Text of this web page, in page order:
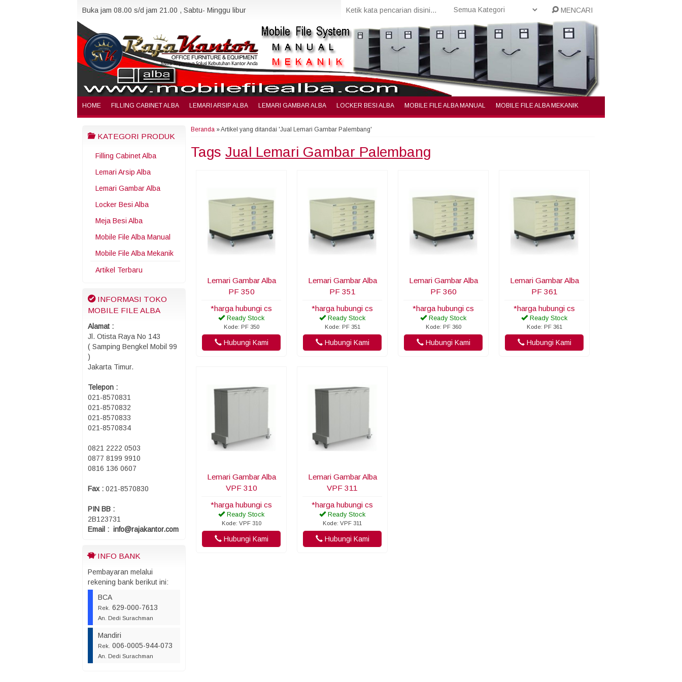
Buka jam 08.00 s/d jam 21.00 , Sabtu- Minggu libur MENCARI
HOME FILLING CABINET ALBA LEMARI ARSIP ALBA LEMARI GAMBAR ALBA LOCKER BESI ALBA MOBILE FILE ALBA MANUAL MOBILE FILE ALBA MEKANIK
KATEGORI PRODUK
Filling Cabinet Alba
Lemari Arsip Alba
Lemari Gambar Alba
Locker Besi Alba
Meja Besi Alba
Mobile File Alba Manual
Mobile File Alba Mekanik
Artikel Terbaru
INFORMASI TOKO
MOBILE FILE ALBA
Alamat :
Jl. Otista Raya No 143
( Samping Bengkel Mobil 99
)
Jakarta Timur.
Telepon :
021-8570831
021-8570832
021-8570833
021-8570834
0821 2222 0503
0877 8199 9910
0816 136 0607
Fax : 021-8570830
PIN BB :
2B123731
Email : info@rajakantor.com
INFO BANK
Pembayaran melalui
rekening bank berikut ini:
BCA
Rek. 629-000-7613
An. Dedi Surachman
Mandiri
Rek. 006-0005-944-073
An. Dedi Surachman
Beranda »Artikel yang ditandai 'Jual Lemari Gambar Palembang'
Tags Jual Lemari Gambar Palembang
Lemari Gambar Alba
PF 350
*harga hubungi cs
Ready Stock
Kode: PF 350
Hubungi Kami
Lemari Gambar Alba
PF 351
*harga hubungi cs
Ready Stock
Kode: PF 351
Hubungi Kami
Lemari Gambar Alba
PF 360
*harga hubungi cs
Ready Stock
Kode: PF 360
Hubungi Kami
Lemari Gambar Alba
PF 361
*harga hubungi cs
Ready Stock
Kode: PF 361
Hubungi Kami
Lemari Gambar Alba
VPF 310
*harga hubungi cs
Ready Stock
Kode: VPF 310
Hubungi Kami
Lemari Gambar Alba
VPF 311
*harga hubungi cs
Ready Stock
Kode: VPF 311
Hubungi Kami